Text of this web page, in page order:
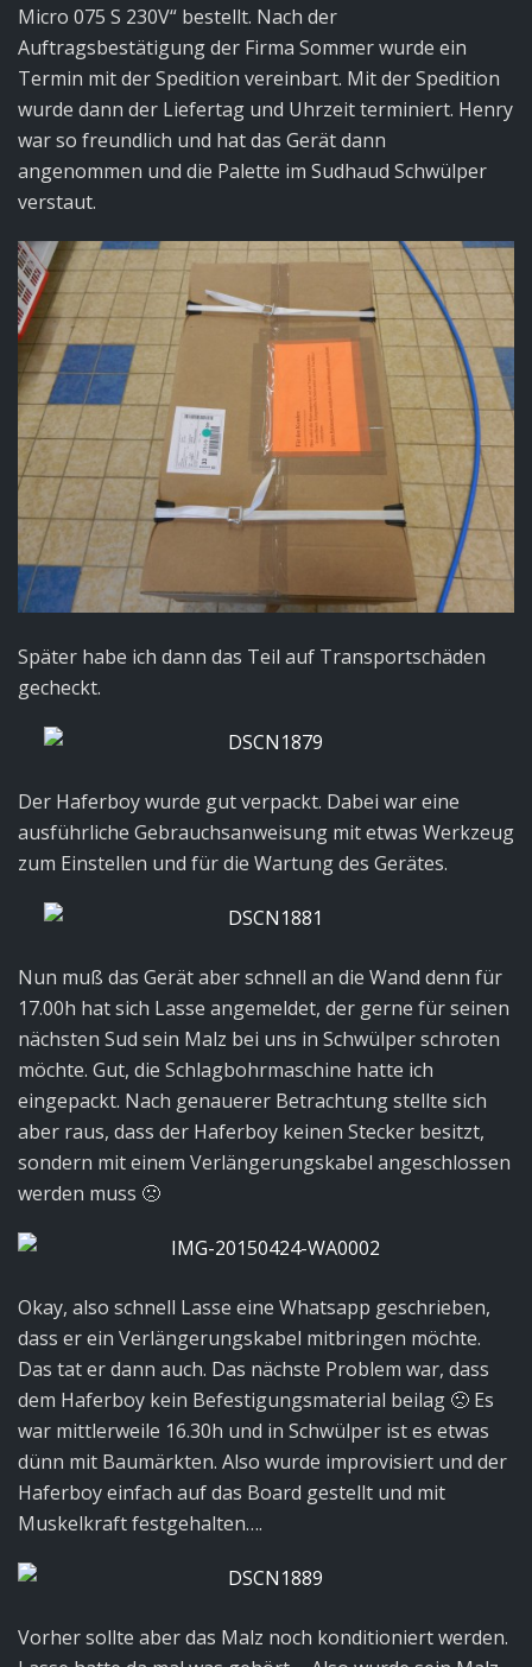
Micro 075 S 230V“ bestellt. Nach der
Auftragsbestätigung der Firma Sommer wurde ein
Termin mit der Spedition vereinbart. Mit der Spedition
wurde dann der Liefertag und Uhrzeit terminiert. Henry
war so freundlich und hat das Gerät dann
angenommen und die Palette im Sudhaud Schwülper
verstaut.
Später habe ich dann das Teil auf Transportschäden
gecheckt.
Der Haferboy wurde gut verpackt. Dabei war eine
ausführliche Gebrauchsanweisung mit etwas Werkzeug
zum Einstellen und für die Wartung des Gerätes.
Nun muß das Gerät aber schnell an die Wand denn für
17.00h hat sich Lasse angemeldet, der gerne für seinen
nächsten Sud sein Malz bei uns in Schwülper schroten
möchte. Gut, die Schlagbohrmaschine hatte ich
eingepackt. Nach genauerer Betrachtung stellte sich
aber raus, dass der Haferboy keinen Stecker besitzt,
sondern mit einem Verlängerungskabel angeschlossen
werden muss 🙁
Okay, also schnell Lasse eine Whatsapp geschrieben,
dass er ein Verlängerungskabel mitbringen möchte.
Das tat er dann auch. Das nächste Problem war, dass
dem Haferboy kein Befestigungsmaterial beilag 🙁 Es
war mittlerweile 16.30h und in Schwülper ist es etwas
dünn mit Baumärkten. Also wurde improvisiert und der
Haferboy einfach auf das Board gestellt und mit
Muskelkraft festgehalten….
Vorher sollte aber das Malz noch konditioniert werden.